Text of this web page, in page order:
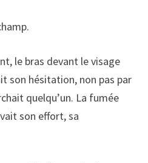
le bras devant le visage
son hésitation, non pas par
quelqu’un. La fumée
son effort, sa